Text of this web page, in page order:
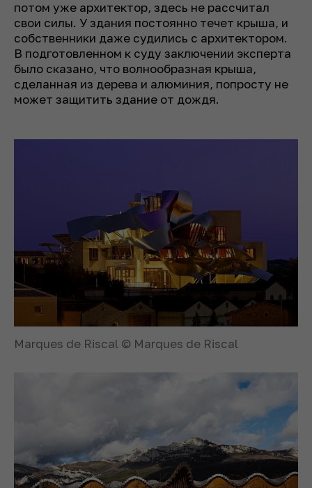
потом уже архитектор, здесь не рассчитал
свои силы. У здания постоянно течет крыша, и
собственники даже судились с архитектором.
В подготовленном к суду заключении эксперта
было сказано, что волнообразная крыша,
сделанная из дерева и алюминия, попросту не
может защитить здание от дождя.
Marques de Riscal © Marques de Riscal